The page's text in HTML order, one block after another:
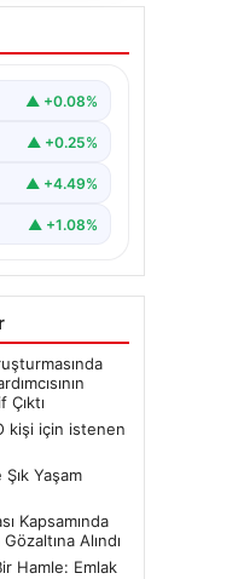
O
▲ +0.08%
▲ +0.25%
▲ +4.49%
▲ +1.08%
kişi için istenen
Yaşam
Kapsamında
Alındı
Hamle: Emlak